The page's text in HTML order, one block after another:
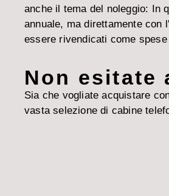
anche il tema del noleggio: In
annuale, ma direttamente
essere rivendicati come
Non esitate
Sia che vogliate acquistare
vasta selezione di cabine